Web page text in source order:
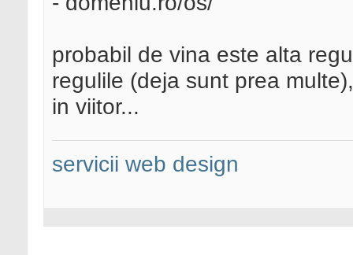
probabil de vina este alta
regulile (deja sunt prea
in viitor...
servicii web design